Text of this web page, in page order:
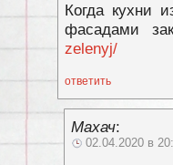
Когда кухни
фасадами
zelenyj/
ответить
Махач:
02.04.2020 в